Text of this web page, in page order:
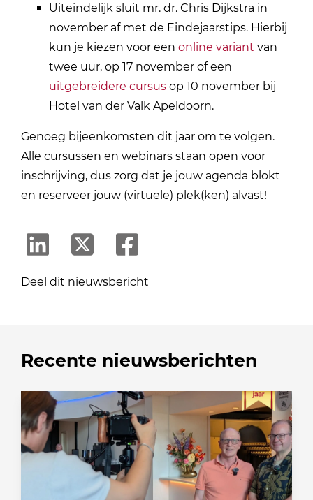
Uiteindelijk sluit mr. dr. Chris Dijkstra in
november af met de Eindejaarstips. Hierbij
kun je kiezen voor eenonline variant van
twee uur, op 17 november of een
uitgebreidere cursus op 10 november bij
Hotel van der Valk Apeldoorn.
Genoeg bijeenkomsten dit jaar om te volgen.
Alle cursussen en webinars staan open voor
inschrijving, dus zorg dat je jouw agenda blokt
en reserveer jouw (virtuele) plek(ken) alvast!
Deel dit nieuwsbericht
Recente nieuwsberichten